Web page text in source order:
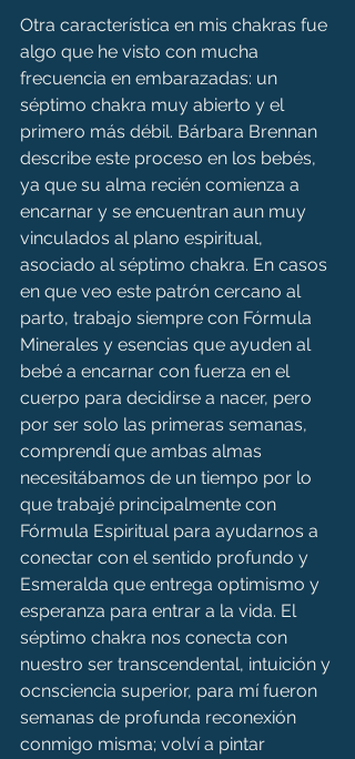
Otra característica en mis chakras fue
algo que he visto con mucha
frecuencia en embarazadas: un
séptimo chakra muy abierto y el
primero más débil. Bárbara Brennan
describe este proceso en los bebés,
ya que su alma recién comienza a
encarnar y se encuentran aun muy
vinculados al plano espiritual,
asociado al séptimo chakra. En casos
en que veo este patrón cercano al
parto, trabajo siempre con Fórmula
Minerales y esencias que ayuden al
bebé a encarnar con fuerza en el
cuerpo para decidirse a nacer, pero
por ser solo las primeras semanas,
comprendí que ambas almas
necesitábamos de un tiempo por lo
que trabajé principalmente con
Fórmula Espiritual para ayudarnos a
conectar con el sentido profundo y
Esmeralda que entrega optimismo y
esperanza para entrar a la vida. El
séptimo chakra nos conecta con
nuestro ser transcendental, intuición y
ocnsciencia superior, para mí fueron
semanas de profunda reconexión
conmigo misma; volví a pintar